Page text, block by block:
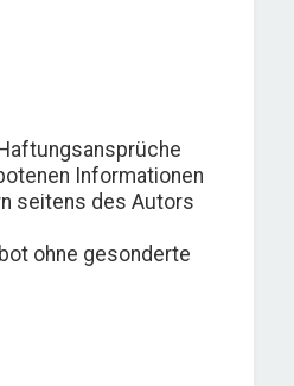
Informationen
seitens des Autors
ohne gesonderte